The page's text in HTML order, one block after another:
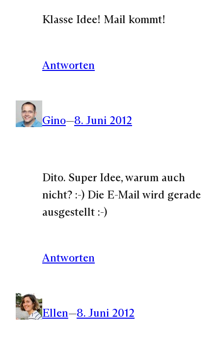
Klasse Idee! Mail kommt!
Antworten
Gino—8. Juni 2012
Dito. Super Idee, warum auch
nicht? :-) Die E-Mail wird gerade
ausgestellt :-)
Antworten
Ellen—8. Juni 2012